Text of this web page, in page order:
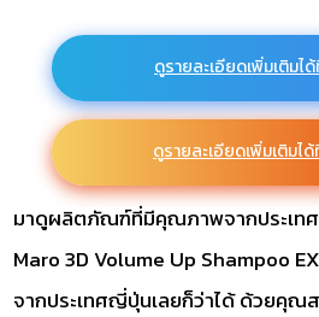
ดูรายละเอียดเพิ่มเติมไ
ดูรายละเอียดเพิ่มเติมไ
มาดูผลิตภัณฑ์ที่มีคุณภาพจากประเท
Maro 3D Volume Up Shampoo
จากประเทศญี่ปุ่นเลยก็ว่าได้ ด้วยคุณ